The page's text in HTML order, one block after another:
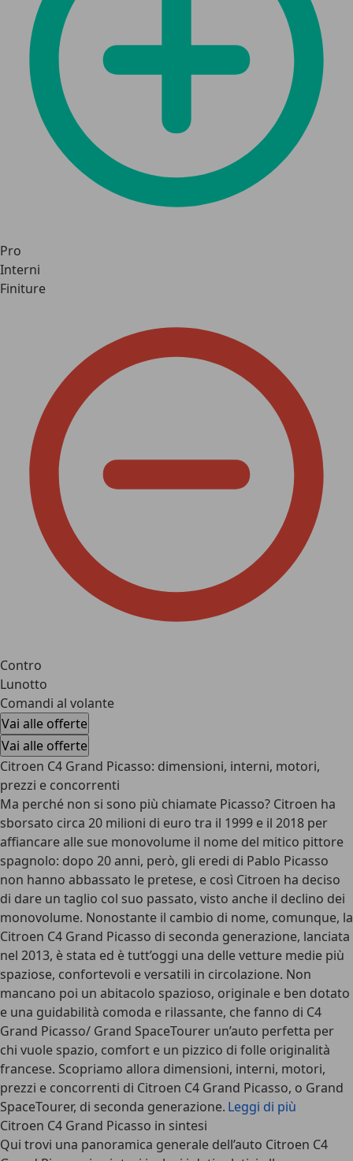
Pro
Interni
Finiture
Contro
Lunotto
Comandi al volante
Vai alle offerte
Vai alle offerte
Citroen C4 Grand Picasso: dimensioni, interni, motori,
prezzi e concorrenti
Ma perché non si sono più chiamate Picasso? Citroen ha
sborsato circa 20 milioni di euro tra il 1999 e il 2018 per
affiancare alle sue monovolume il nome del mitico pittore
spagnolo: dopo 20 anni, però, gli eredi di Pablo Picasso
non hanno abbassato le pretese, e così Citroen ha deciso
di dare un taglio col suo passato, visto anche il declino dei
monovolume. Nonostante il cambio di nome, comunque, la
Citroen C4 Grand Picasso di seconda generazione, lanciata
nel 2013, è stata ed è tutt’oggi una delle vetture medie più
spaziose, confortevoli e versatili in circolazione. Non
mancano poi un abitacolo spazioso, originale e ben dotato
e una guidabilità comoda e rilassante, che fanno di C4
Grand Picasso/ Grand SpaceTourer un’auto perfetta per
chi vuole spazio, comfort e un pizzico di folle originalità
francese. Scopriamo allora dimensioni, interni, motori,
prezzi e concorrenti di Citroen C4 Grand Picasso, o Grand
SpaceTourer, di seconda generazione. Leggi di più
Citroen C4 Grand Picasso in sintesi
Qui trovi una panoramica generale dell’auto Citroen C4